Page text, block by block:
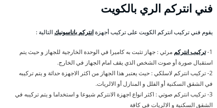
فني انتركم الري بالكويت
يقوم فني تركيب انتركم الكويت على تركيب أجهزةانتركم باناسونيك التالية :
1- تركيب انتركم مرئي : جهاز تثبت به كاميرا في الوحدة الخارجية للجهاز و حيث يتم
استقبال صورة أو صوت الشخص الذي يقف امام الجهاز في الخارج.
2- تركيب انتركم لاسلكي : حيث يعتبر هذا الجهاز من اكثر الاجهزة حداثة و يتم تركيبه
في الشقق السكنية أو الفلل و المنازل أو الالريات.
3- تركيب انتركم صوتي : اكثر انواع اجهزة الانتركم شيوعا و استخداما و يتم تركيبه في
الشقق السكنية و الالريات في كافة